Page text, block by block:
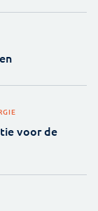
voor de